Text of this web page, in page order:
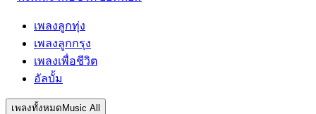
เพลงลูกทุ่ง
เพลงลูกกรุง
เพลงเพื่อชีวิต
อัลบั้ม
เพลงทั้งหมด Music All